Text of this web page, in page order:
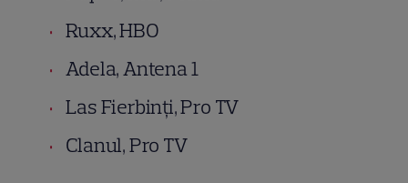
Ruxx, HBO
Adela, Antena 1
Las Fierbinți, Pro TV
Clanul, Pro TV